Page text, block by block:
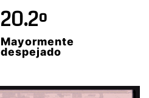
20.2º
Mayormente
despejado